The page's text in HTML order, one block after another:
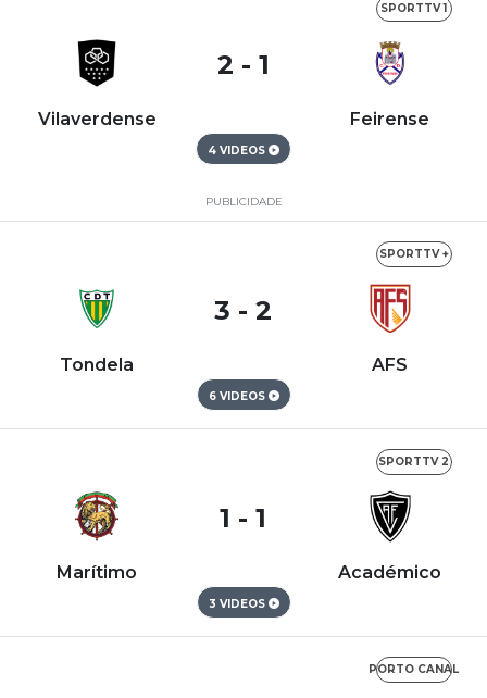
SPORTTV 1
Vilaverdense
2 - 1
Feirense
4 VIDEOS
PUBLICIDADE
SPORTTV +
Tondela
3 - 2
AFS
6 VIDEOS
SPORTTV 2
Marítimo
1 - 1
Académico
3 VIDEOS
PORTO CANAL